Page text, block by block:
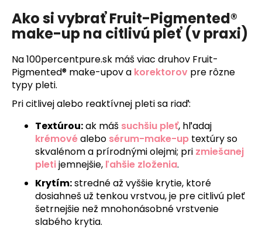
Ako si vybrať Fruit-Pigmented®
make-up na citlivú pleť (v praxi)
Na 100percentpure.sk máš viac druhov Fruit-
Pigmented® make-upov a korektorov pre rôzne
typy pleti.
Pri citlivej alebo reaktívnej pleti sa riaď:
Textúrou:ak máš suchšiu pleť, hľadaj
krémovéalebo sérum-make-up textúry so
skvalénom a prírodnými olejmi; pri zmiešanej
pletijemnejšie, ľahšie zloženia.
Krytím:stredné až vyššie krytie, ktoré
dosiahneš už tenkou vrstvou, je pre citlivú pleť
šetrnejšie než mnohonásobné vrstvenie
slabého krytia.